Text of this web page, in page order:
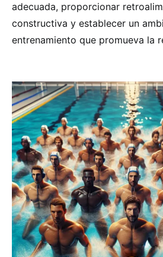
adecuada, proporcionar
constructiva y establecer un
entrenamiento que promueva la